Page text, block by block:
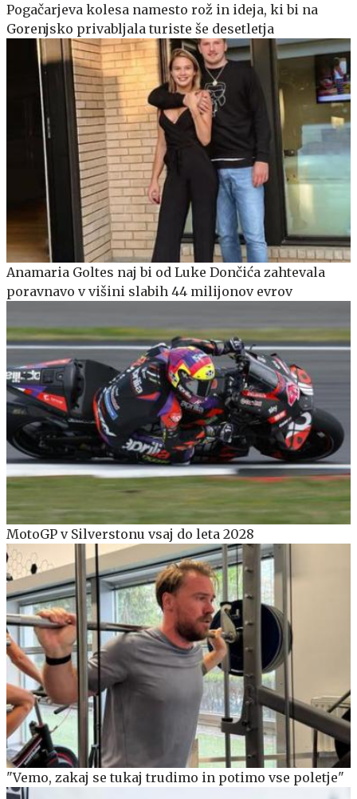
Pogačarjeva kolesa namesto rož in ideja, ki bi na
Gorenjsko privabljala turiste še desetletja
Anamaria Goltes naj bi od Luke Dončića zahtevala
poravnavo v višini slabih 44 milijonov evrov
MotoGP v Silverstonu vsaj do leta 2028
"Vemo, zakaj se tukaj trudimo in potimo vse poletje"